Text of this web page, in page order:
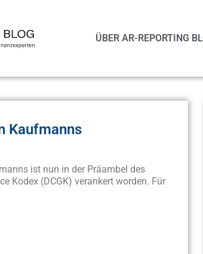
ÜBER AR-REPORTING
Kaufmanns
ist nun in der Präambel des
Kodex (DCGK) verankert worden. Für